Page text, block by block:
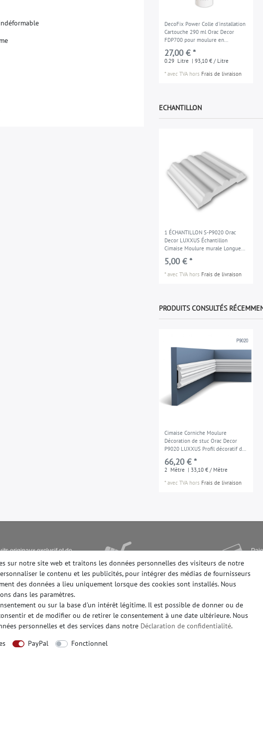
ndéformable
e
DecoFix Power Colle d'installation
Cartouche 290 ml Orac Decor
FDP700 pour moulure en
extérieure en les espaces
humides
27,00 € *
0.29 Litre | 93,10 € / Litre
*avec TVA hors Frais de livraison
ECHANTILLON
1 ÉCHANTILLON S-P9020 Orac
Decor LUXXUS Échantillon
Cimaise Moulure murale Longueur
env. 10 cm
5,00 € *
*avec TVA hors Frais de livraison
PRODUITS CONSULTÉS
Cimaise Corniche Moulure
Décoration de stuc Orac Decor
P9020 LUXXUS Profil décoratif du
66,20 € *
2 Mètre | 33,10 € / Mètre
*avec TVA hors Frais de livraison
originaux exclusif et de
qualité
LEGALES
légales
INTERESSANT A SAVOIR
Qui sommes-nous
sur notre site web et traitons les données personnelles des visiteurs de notre
le contenu et les publicités, pour intégrer des médias de fournisseurs
des données a lieu uniquement lorsque des cookies sont installés. Nous
dans les paramètres.
ou sur la base d'un intérêt légitime. Il est possible de donner ou de
et de modifier ou de retirer le consentement à une date ultérieure. Nous
personnelles et des services dans notre Déclaration de confidentialité.
PayPal Fonctionnel